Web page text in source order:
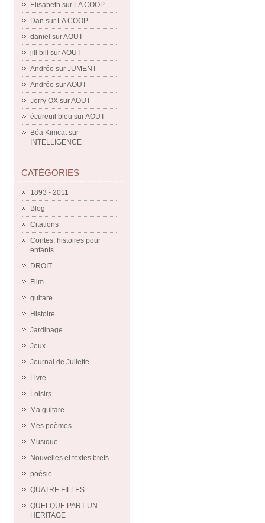
Elisabeth sur LA COOP
Dan sur LA COOP
daniel surAOUT
jill bill
surAOUT
Andrée sur JUMENT
Andrée surAOUT
Jerry OX surAOUT
écureuil bleu surAOUT
Béa Kimcatsur
INTELLIGENCE
CATÉGORIES
1893 - 2011
Blog
Citations
Contes, histoires pour
enfants
DROIT
Film
guitare
Histoire
Jardinage
Jeux
Journal de Juliette
Livre
Loisirs
Ma guitare
Mes poèmes
Musique
Nouvelles et textes brefs
poésie
QUATRE FILLES
QUELQUE PART UN
HERITAGE